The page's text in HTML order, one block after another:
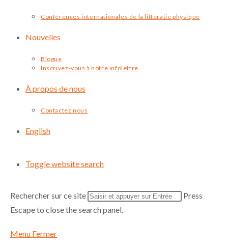
Conférences internationales de la littératie physique
Nouvelles
Blogue
Inscrivez-vous à notre infolettre
À propos de nous
Contactez nous
English
Toggle website search
Rechercher sur ce site
Press
Escape to close the search panel.
Menu Fermer